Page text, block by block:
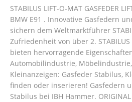
STABILUS LIFT-O-MAT GASFEDER
BMW E91 . Innovative Gasfedern
sichern dem Weltmarktführer
Zufriedenheit von über 2.
bieten hervorragende
Automobilindustrie,
Kleinanzeigen: Gasfeder Stabilus,
finden oder inserieren! Gasfedern
Stabilus bei IBH Hammer. ORIGINAL